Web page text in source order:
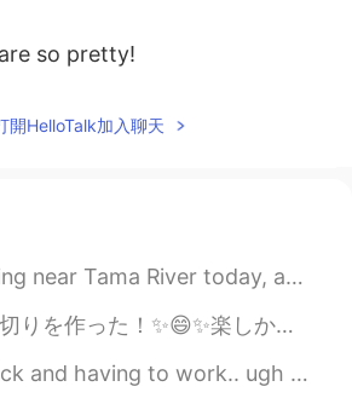
so pretty!
開HelloTalk加入聊天
today, about 29km in total. I've been neglecting exercise recent...
て嬉しい。😝 失敗そうと思った。😜抹茶と一緒に食べて最高。でもカナダで買った抹茶はあまり美味しくない。笑笑！😜甘みがない。残念...
ugh I feel like a ninja with no super power 😢 send me your “...